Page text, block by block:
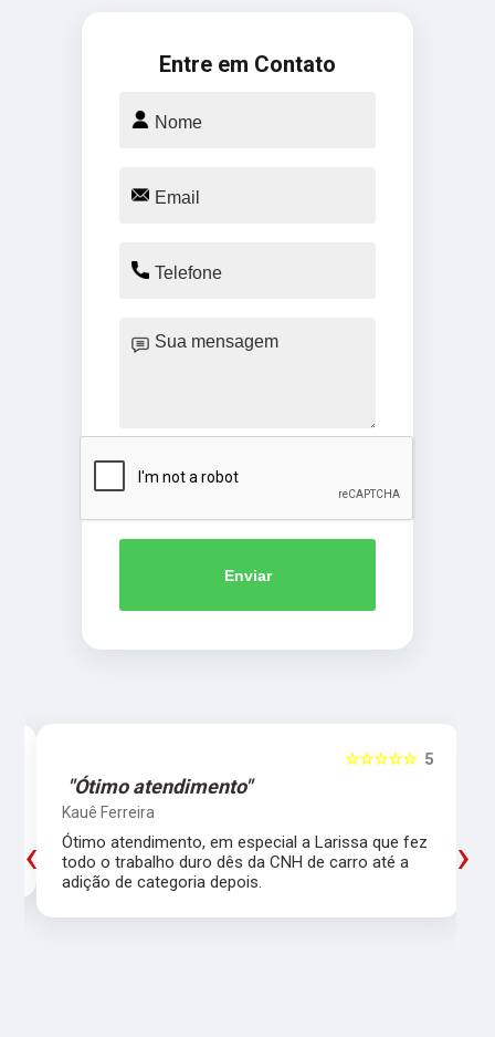
Entre em Contato
Enviar
5
☆☆☆☆☆
"Ótimo atendimento"
Kauê Ferreira
Ótimo atendimento, em especial a Larissa que fez
todo o trabalho duro dês da CNH de carro até a
adição de categoria depois.
‹ ›